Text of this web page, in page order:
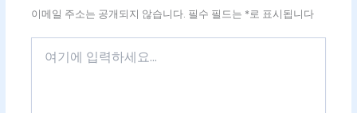
이메일 주소는 공개되지 않습니다. 필수 필드는 *로 표시됩니다